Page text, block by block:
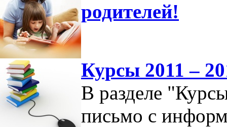
родителей!
Курсы 2011 –
В разделе
письмо с